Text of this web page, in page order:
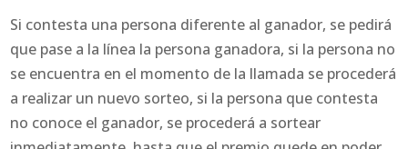
Si contesta una persona diferente al ganador, se pedirá
que pase a la línea la persona ganadora, si la persona no
se encuentra en el momento de la llamada se procederá
a realizar un nuevo sorteo, si la persona que contesta
no conoce el ganador, se procederá a sortear